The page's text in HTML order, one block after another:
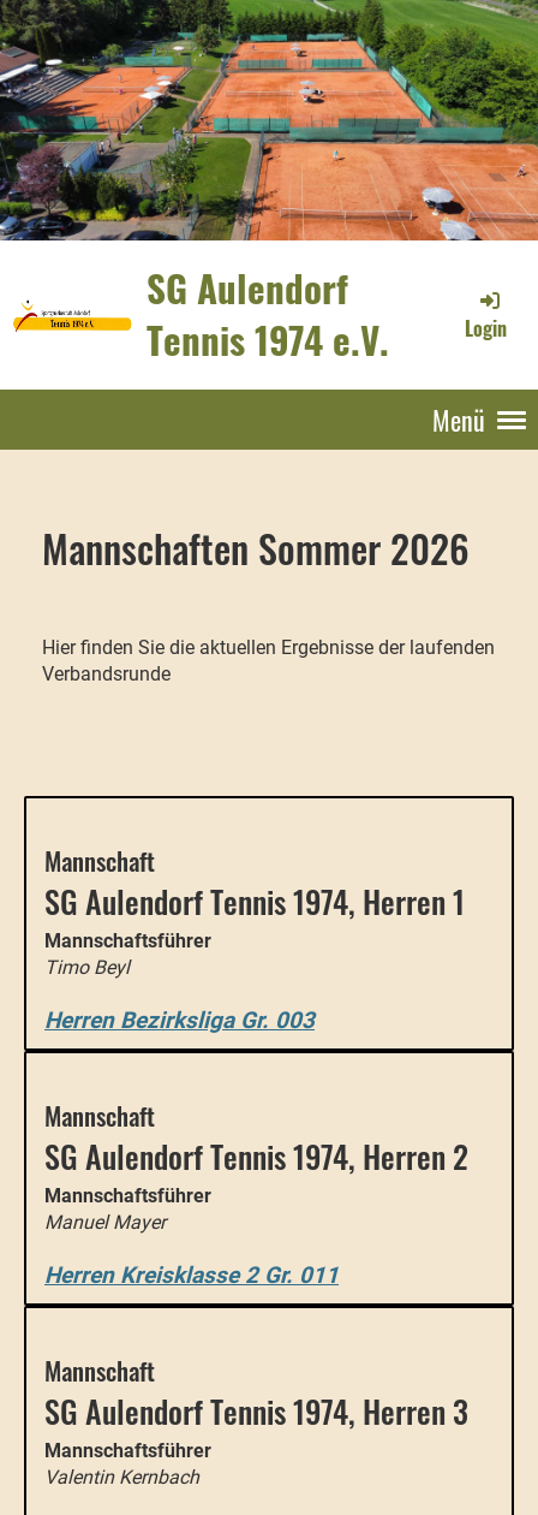
SG Aulendorf
Tennis 1974 e.V.
Login
Menü
Mannschaften Sommer 2026
Hier finden Sie die aktuellen Ergebnisse der laufenden
Verbandsrunde
Mannschaft
SG Aulendorf Tennis 1974, Herren 1
Mannschaftsführer
Timo Beyl
Herren Bezirksliga Gr. 003
Mannschaft
SG Aulendorf Tennis 1974, Herren 2
Mannschaftsführer
Manuel Mayer
Herren Kreisklasse 2 Gr. 011
Mannschaft
SG Aulendorf Tennis 1974, Herren 3
Mannschaftsführer
Valentin Kernbach